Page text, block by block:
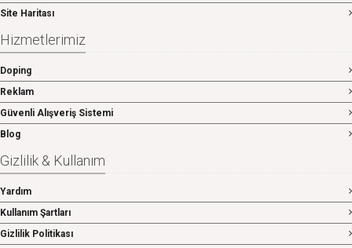
Site Haritası
Hizmetlerimiz
Doping
Reklam
Güvenli Alışveriş Sistemi
Blog
Gizlilik & Kullanım
Yardım
Kullanım Şartları
Gizlilik Politikası